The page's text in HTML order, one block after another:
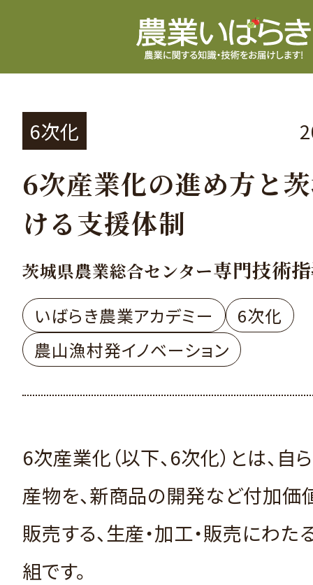
6次化
6次産業化の進め方と
ける支援体制
茨城県農業総合センター専門技術
いばらき農業アカデミー
6次化
農山漁村発イノベーション
6次産業化（以下、6次化）とは、自
産物を、新商品の開発など付加価
販売する、生産・加工・販売にわ
組です。